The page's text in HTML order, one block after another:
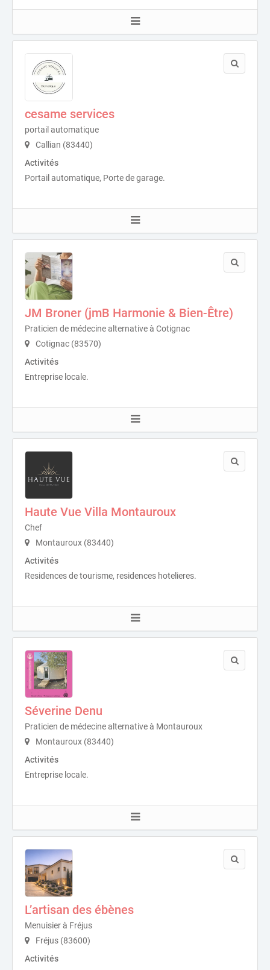
cesame services
portail automatique
Callian (83440)
Activités
Portail automatique, Porte de garage.
JM Broner (jmB Harmonie & Bien-Être)
Praticien de médecine alternative à Cotignac
Cotignac (83570)
Activités
Entreprise locale.
Haute Vue Villa Montauroux
Chef
Montauroux (83440)
Activités
Residences de tourisme, residences hotelieres.
Séverine Denu
Praticien de médecine alternative à Montauroux
Montauroux (83440)
Activités
Entreprise locale.
L’artisan des ébènes
Menuisier à Fréjus
Fréjus (83600)
Activités